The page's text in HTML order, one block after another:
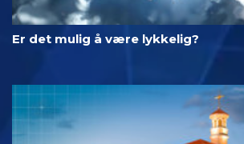
Er det mulig å være lykkelig?